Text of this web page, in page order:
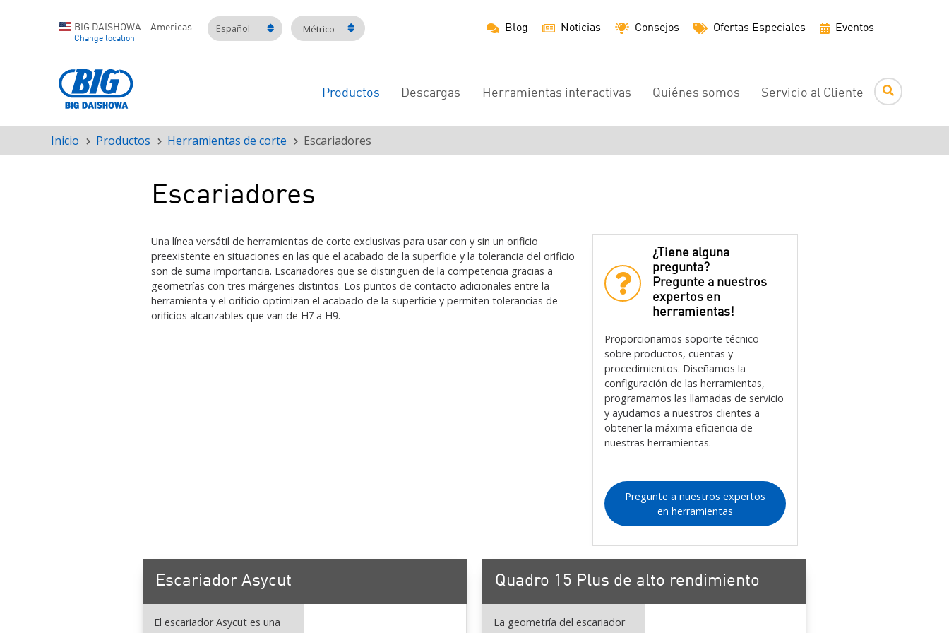
BIG DAISHOWA—Americas
Change location
Español Métrico Blog Noticias Consejos Ofertas Especiales Eventos
Navegación
Productos Descargas Herramientas interactivas Quiénes somos Servicio al Cliente
Ruta
de
Inicio Productos Herramientas de corte Escariadores
Escariadores
Una línea versátil de herramientas de corte exclusivas para usar con y sin un orificio
preexistente en situaciones en las que el acabado de la superficie y la tolerancia del orificio
son de suma importancia. Escariadores que se distinguen de la competencia gracias a
geometrías con tres márgenes distintos. Los puntos de contacto adicionales entre la
herramienta y el orificio optimizan el acabado de la superficie y permiten tolerancias de
orificios alcanzables que van de H7 a H9.
¿Tiene alguna
pregunta?
Pregunte a nuestros
expertos en
herramientas!
Proporcionamos soporte técnico
sobre productos, cuentas y
procedimientos. Diseñamos la
configuración de las herramientas,
programamos las llamadas de servicio
y ayudamos a nuestros clientes a
obtener la máxima eficiencia de
nuestras herramientas.
Pregunte a nuestros expertos
en herramientas
Escariador Asycut
El escariador Asycut es una
Quadro 15 Plus de alto rendimiento
La geometría del escariador